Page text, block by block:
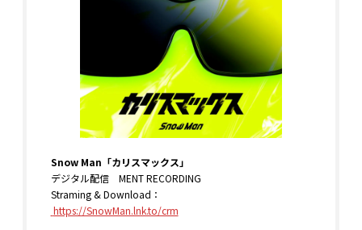
Snow Man「カリスマックス」
デジタル配信 MENT RECORDING
Straming & Download：
https://SnowMan.lnk.to/crm